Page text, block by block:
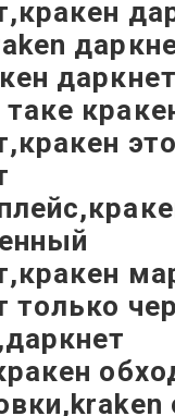
даркнет
это
только